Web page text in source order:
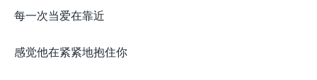
每一次当爱在靠近
感觉他在紧紧地抱住你